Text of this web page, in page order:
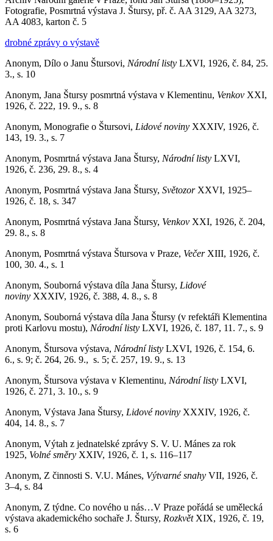
Fotografie, Posmrtná výstava J. Štursy, př. č. AA 3129, AA 3273,
AA 4083, karton č. 5
drobné zprávy o výstavě
Anonym, Dílo o Janu Štursovi, Národní listy LXVI, 1926, č. 84, 25.
3., s. 10
Anonym, Jana Štursy posmrtná výstava v Klementinu, Venkov XXI,
1926, č. 222, 19. 9., s. 8
Anonym, Monografie o Štursovi, Lidové noviny XXXIV, 1926, č.
143, 19. 3., s. 7
Anonym, Posmrtná výstava Jana Štursy, Národní listy LXVI,
1926, č. 236, 29. 8., s. 4
Anonym, Posmrtná výstava Jana Štursy, SvětozorXXVI, 1925–
1926, č. 18, s. 347
Anonym, Posmrtná výstava Jana Štursy, Venkov XXI, 1926, č. 204,
29. 8., s. 8
Anonym, Posmrtná výstava Štursova v Praze, VečerXIII, 1926, č.
100, 30. 4., s. 1
Anonym, Souborná výstava díla Jana Štursy, Lidové
noviny XXXIV, 1926, č. 388, 4. 8., s. 8
Anonym, Souborná výstava díla Jana Štursy (v refektáři Klementina
proti Karlovu mostu), Národní listy LXVI, 1926, č. 187, 11. 7., s. 9
Anonym, Štursova výstava, Národní listy LXVI, 1926, č. 154, 6.
6., s. 9; č. 264, 26. 9., s. 5; č. 257, 19. 9., s. 13
Anonym, Štursova výstava v Klementinu, Národní listy LXVI,
1926, č. 271, 3. 10., s. 9
Anonym, Výstava Jana Štursy, Lidové noviny XXXIV, 1926, č.
404, 14. 8., s. 7
Anonym, Výtah z jednatelské zprávy S. V. U. Mánes za rok
1925, Volné směry XXIV, 1926, č. 1, s. 116–117
Anonym, Z činnosti S. V.U. Mánes, Výtvarné snahy VII, 1926, č.
3–4, s. 84
Anonym, Z týdne. Co nového u nás…V Praze pořádá se umělecká
výstava akademického sochaře J. Štursy, RozkvětXIX, 1926, č. 19,
s. 6